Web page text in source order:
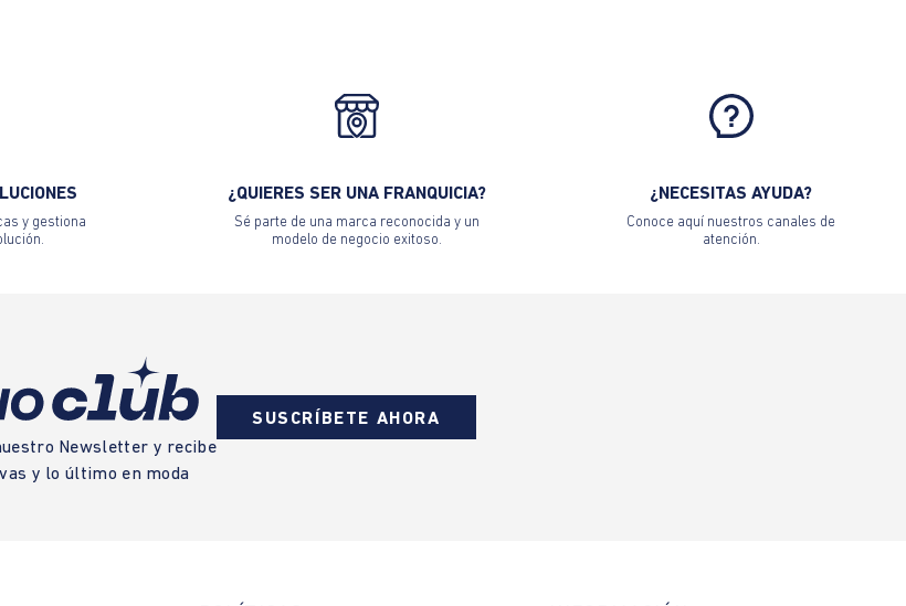
y gestiona
¿QUIERES SER UNA FRANQUICIA?
Sé parte de una marca reconocida y un
modelo de negocio exitoso.
¿NECESITAS AYUDA?
Conoce aquí nuestros canales de
atención.
Newsletter y recibe
y lo último en moda
SUSCRÍBETE AHORA